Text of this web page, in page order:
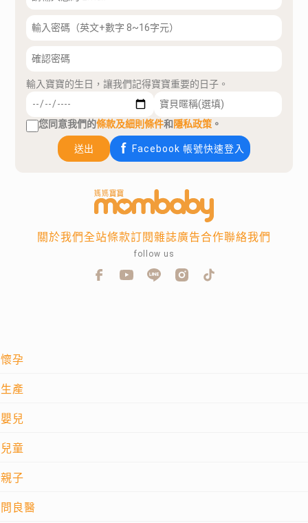
輸入寶寶的生日，讓我們記得寶寶重要的日子。
您同意我們的條款及細則條件和隱私政策 。
送出 Facebook 帳號快速登入
懷孕
生產
嬰兒
兒童
親子
問良醫
關於我們全站條款訂閱雜誌廣告合作聯絡我們
follow us